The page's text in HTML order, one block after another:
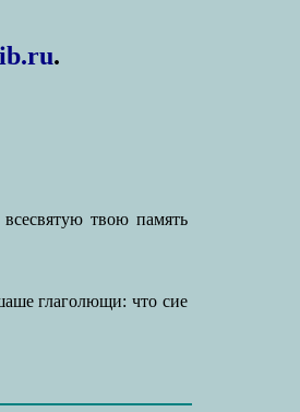
.
твою память
глаголющи: что сие